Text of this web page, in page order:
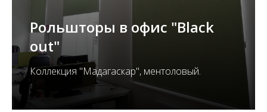
Рольшторы в офис "Black
out"
Коллекция "Мадагаскар", ментоловый.